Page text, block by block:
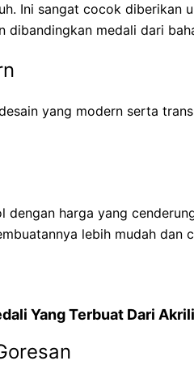
Ini sangat cocok diberikan
dibandingkan medali dari
yang modern serta
dengan harga yang
lebih mudah dan
Yang Terbuat Dari